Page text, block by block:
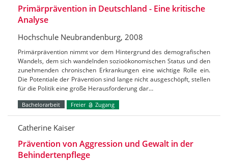
Primärprävention in Deutschland - Eine kritische
Analyse
Hochschule Neubrandenburg, 2008
Primärprävention nimmt vor dem Hintergrund des demografischen
Wandels, dem sich wandelnden sozioökonomischen Status und den
zunehmenden chronischen Erkrankungen eine wichtige Rolle ein.
Die Potentiale der Prävention sind lange nicht ausgeschöpft, stellen
für die Politik eine große Herausforderung dar…
Bachelorarbeit Freier Zugang
Catherine Kaiser
Prävention von Aggression und Gewalt in der
Behindertenpflege